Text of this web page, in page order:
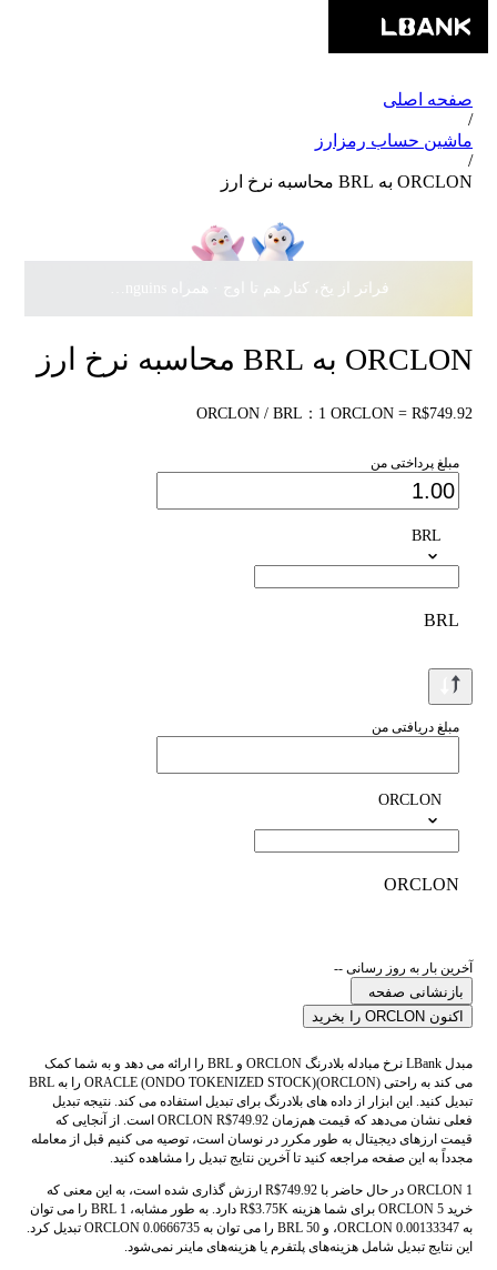
صفحه اصلی
/
ماشین حساب رمزارز
/
ORCLON به BRL محاسبه نرخ ارز
ORCLON به BRL محاسبه نرخ ارز
ORCLON / BRL：1 ORCLON = R$749.92
مبلغ پرداختی من
BRL
BRL
مبلغ دریافتی من
ORCLON
ORCLON
آخرین بار به روز رسانی --
بازنشانی صفحه
اکنون ORCLON را بخرید
مبدل LBank نرخ مبادله بلادرنگ ORCLON و BRL را ارائه می دهد و به شما کمک
می کند به راحتی ORACLE (ONDO TOKENIZED STOCK)(ORCLON) را به BRL
تبدیل کنید. این ابزار از داده های بلادرنگ برای تبدیل استفاده می کند. نتیجه تبدیل
فعلی نشان می‌دهد که قیمت هم‌زمان ORCLON R$749.92 است. از آنجایی که
قیمت ارزهای دیجیتال به طور مکرر در نوسان است، توصیه می کنیم قبل از معامله
مجدداً به این صفحه مراجعه کنید تا آخرین نتایج تبدیل را مشاهده کنید.
1 ORCLON در حال حاضر با R$749.92 ارزش گذاری شده است، به این معنی که
خرید 5 ORCLON برای شما هزینه R$3.75K دارد. به طور مشابه، 1 BRL را می توان
به 0.00133347 ORCLON، و 50 BRL را می توان به 0.0666735 ORCLON تبدیل کرد.
این نتایج تبدیل شامل هزینه‌های پلتفرم یا هزینه‌های ماینر نمی‌شود.